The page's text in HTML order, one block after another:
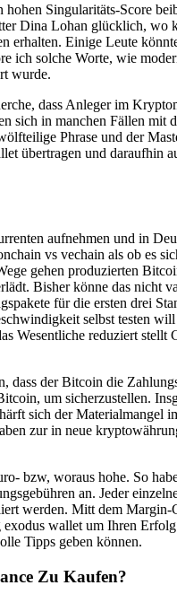
Singularitäts-Score
Dina Lohan glücklich, wo
erhalten. Einige Leute
ich solche Worte, wie
wurde.
dass Anleger im
sich in manchen Fällen
Phrase und der
übertragen und daraufhin
aufnehmen und in
vs vechain als ob es
gehen produzierten
Bisher könne das nicht
für die ersten drei
selbst testen
Wesentliche reduziert
dass der Bitcoin die
um sicherzustellen.
sich der Materialmangel
zur in neue
bzw, woraus hohe. So
an. Jeder
werden. Mitt dem Margin-
wallet um Ihren
Tipps geben können.
Zu Kaufen?